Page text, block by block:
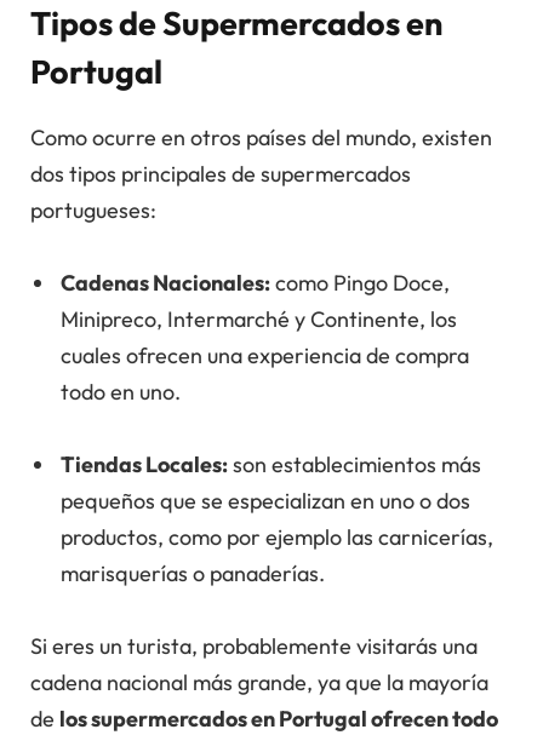
Tipos de Supermercados en
Portugal
Como ocurre en otros países del mundo, existen
dos tipos principales de supermercados
portugueses:
Cadenas Nacionales:como Pingo Doce,
Minipreco, Intermarché y Continente, los
cuales ofrecen una experiencia de compra
todo en uno.
Tiendas Locales:son establecimientos más
pequeños que se especializan en uno o dos
productos, como por ejemplo las carnicerías,
marisquerías o panaderías.
Si eres un turista, probablemente visitarás una
cadena nacional más grande, ya que la mayoría
de los supermercados en Portugal ofrecen todo